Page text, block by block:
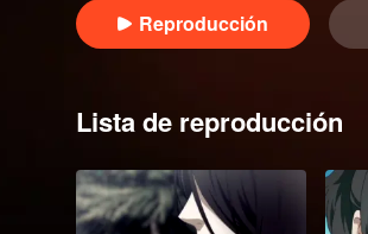
Reproducción
Lista de reproducción